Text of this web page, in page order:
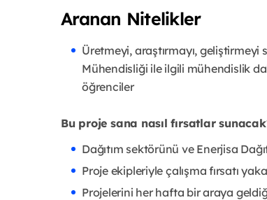
Aranan Nitelikler
Üretmeyi, araştırmayı, geliştirmeyi
Mühendisliği ile ilgili mühendislik
öğrenciler
Bu proje sana nasıl fırsatlar
Dağıtım sektörünü ve Enerjisa
Proje ekipleriyle çalışma fırsatı
Projelerini her hafta bir araya